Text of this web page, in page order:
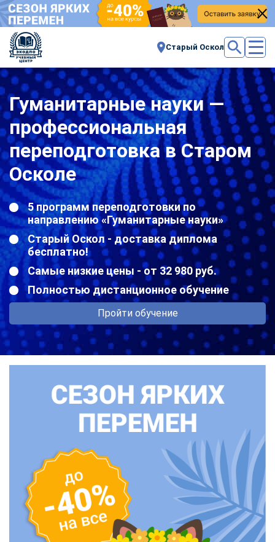
Старый Оскол
Гуманитарные науки —
профессиональная
переподготовка в Старом
Осколе
5 программ переподготовки по
направлению «Гуманитарные науки»
Старый Оскол - доставка диплома
бесплатно!
Самые низкие цены - от 32 980 руб.
Полностью дистанционное обучение
Пройти обучение